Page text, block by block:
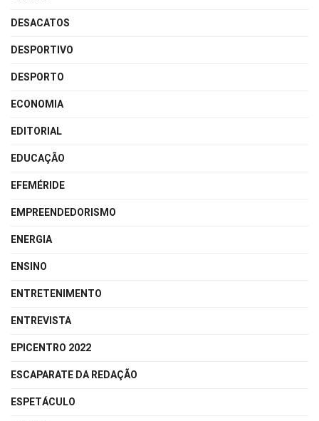
DESACATOS
DESPORTIVO
DESPORTO
ECONOMIA
EDITORIAL
EDUCAÇÃO
EFEMÉRIDE
EMPREENDEDORISMO
ENERGIA
ENSINO
ENTRETENIMENTO
ENTREVISTA
EPICENTRO 2022
ESCAPARATE DA REDAÇÃO
ESPETÁCULO